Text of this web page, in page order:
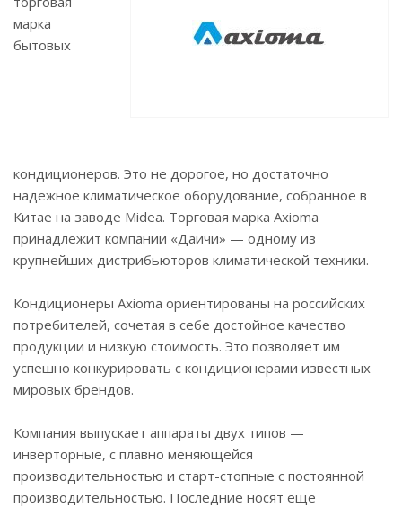
марка
бытовых
кондиционеров. Это не дорогое, но достаточно
надежное климатическое оборудование, собранное в
Китае на заводе Midea. Торговая марка Axioma
принадлежит компании «Даичи» — одному из
крупнейших дистрибьюторов климатической техники.
Кондиционеры Axioma ориентированы на российских
потребителей, сочетая в себе достойное качество
продукции и низкую стоимость. Это позволяет им
успешно конкурировать с кондиционерами известных
мировых брендов.
Компания выпускает аппараты двух типов —
инверторные, с плавно меняющейся
производительностью и старт-стопные с постоянной
производительностью. Последние носят еще